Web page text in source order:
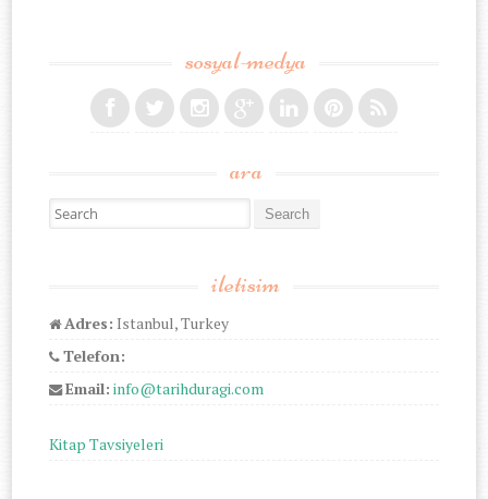
sosyal-medya
ara
Search for:
iletisim
Adres: Istanbul, Turkey
Telefon:
Email: info@tarihduragi.com
Kitap Tavsiyeleri